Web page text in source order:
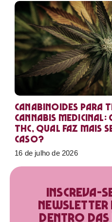
Canabinoides para
cannabis medicinal:
THC, qual faz mais
caso?
16 de julho de 2026
Inscreva-
newsletter
dentro das